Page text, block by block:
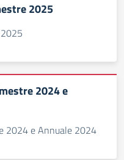
2025
2024 e
2024 e Annuale 2024